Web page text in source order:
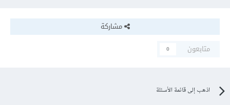
مشاركة
متابعون
0
اذهب إلى قائمة الأسئلة